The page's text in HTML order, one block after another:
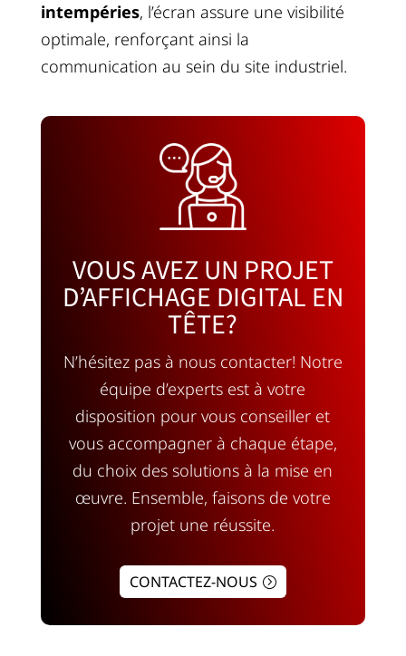
intempéries, l’écran assure une visibilité
optimale, renforçant ainsi la
communication au sein du site industriel.
VOUS AVEZ UN PROJET
D’AFFICHAGE DIGITAL EN
TÊTE?
N’hésitez pas à nous contacter! Notre
équipe d’experts est à votre
disposition pour vous conseiller et
vous accompagner à chaque étape,
du choix des solutions à la mise en
œuvre. Ensemble, faisons de votre
projet une réussite.
CONTACTEZ-NOUS